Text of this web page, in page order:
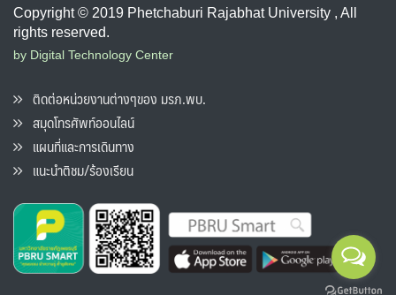
Copyright © 2019 Phetchaburi Rajabhat University , All
rights reserved.
by Digital Technology Center
ติดต่อหน่วยงานต่างๆของ มรภ.พบ.
สมุดโทรศัพท์ออนไลน์
แผนที่และการเดินทาง
แนะนำติชม/ร้องเรียน